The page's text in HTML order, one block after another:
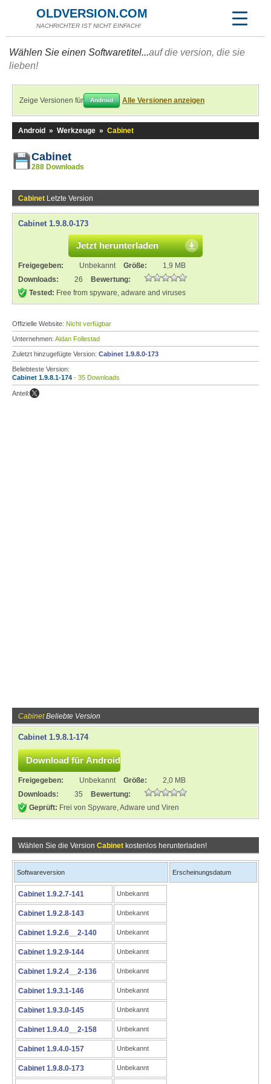
OLDVERSION.COM
NACHRICHTER IST NICHT EINFACH!
Wählen Sie einen Softwaretitel...auf die version, die sie
lieben!
Zeige Versionen für Android Alle Versionen anzeigen
Android » Werkzeuge » Cabinet
Cabinet
288 Downloads
Cabinet Letzte Version
Cabinet 1.9.8.0-173
Jetzt herunterladen
Freigegeben: Unbekannt Größe:
1,9 MB
Downloads:
26
Bewertung:
Tested: Free from spyware, adware and viruses
Offizielle Website: Nicht verfügbar
Unternehmen: Aidan Follestad
Zuletzt hinzugefügte Version: Cabinet 1.9.8.0-173
Beliebteste Version:
Cabinet 1.9.8.1-174 - 35 Downloads
Anteil:
CabinetBeliebte Version
Cabinet 1.9.8.1-174
Freigegeben: Unbekannt Größe:
2,0 MB
Downloads:
35
Bewertung:
Geprüft: Frei von Spyware, Adware und Viren
Wählen Sie die Version Cabinet kostenlos herunterladen!
Softwareversion Erscheinungsdatum
Cabinet 1.9.2.7-141 Unbekannt
Cabinet 1.9.2.8-143 Unbekannt
Cabinet 1.9.2.6__2-140 Unbekannt
Cabinet 1.9.2.9-144 Unbekannt
Cabinet 1.9.2.4__2-136 Unbekannt
Cabinet 1.9.3.1-146 Unbekannt
Cabinet 1.9.3.0-145 Unbekannt
Cabinet 1.9.4.0__2-158 Unbekannt
Cabinet 1.9.4.0-157 Unbekannt
Cabinet 1.9.8.0-173 Unbekannt